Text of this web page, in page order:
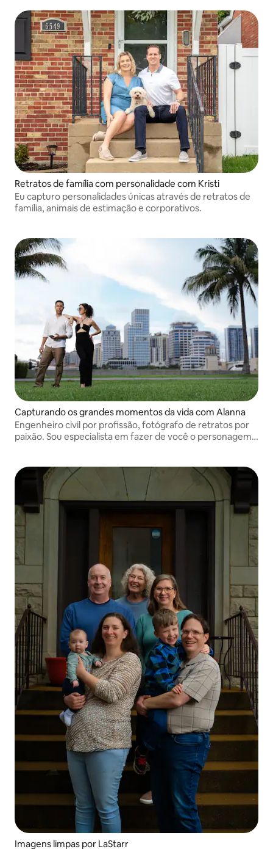
Retratos de família com personalidade com Kristi
Eu capturo personalidades únicas através de retratos de
família, animais de estimação e corporativos.
Capturando os grandes momentos da vida com Alanna
Engenheiro civil por profissão, fotógrafo de retratos por
paixão. Sou especialista em fazer de você o personagem
Imagens limpas por LaStarr